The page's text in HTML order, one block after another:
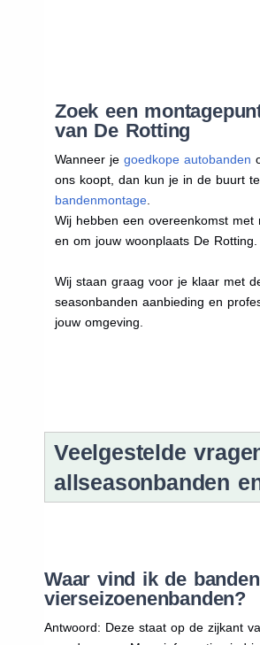
Zoek een
van De Rotting
Wanneer je goedkope autobanden
ons koopt, dan kun je in de buurt
bandenmontage.
Wij hebben een overeenkomst met
en om jouw woonplaats De Rotting.
Wij staan graag voor je klaar met
seasonbanden aanbieding en
jouw omgeving.
Veelgestelde
allseasonbanden
Waar vind ik de
vierseizoenenbanden?
Antwoord: Deze staat op de zijkant